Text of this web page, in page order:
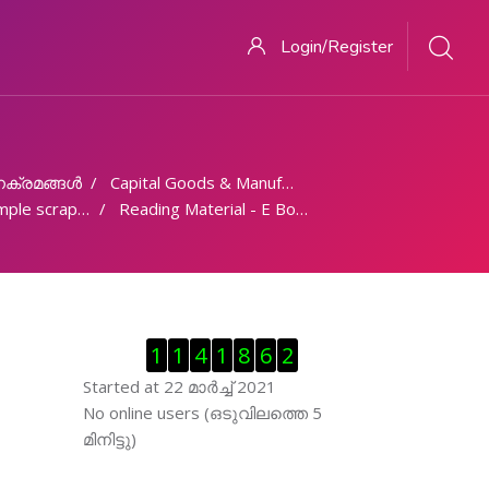
Login/Register
Capital Goods & Manufacturing
खुरचनी, खुरचने वाली सतहों का परीक्षण Reading Material - E Book
Skip Visitor Counter
1 1 4 1 8 6 2
Started at 22 മാര്‍ച്ച് 2021
Skip ഓണ്‍ലയിന്‍ ഉപഭൊക്താക്കള്‍
No online users (ഒടുവിലത്തെ 5
മിനിട്ടു)